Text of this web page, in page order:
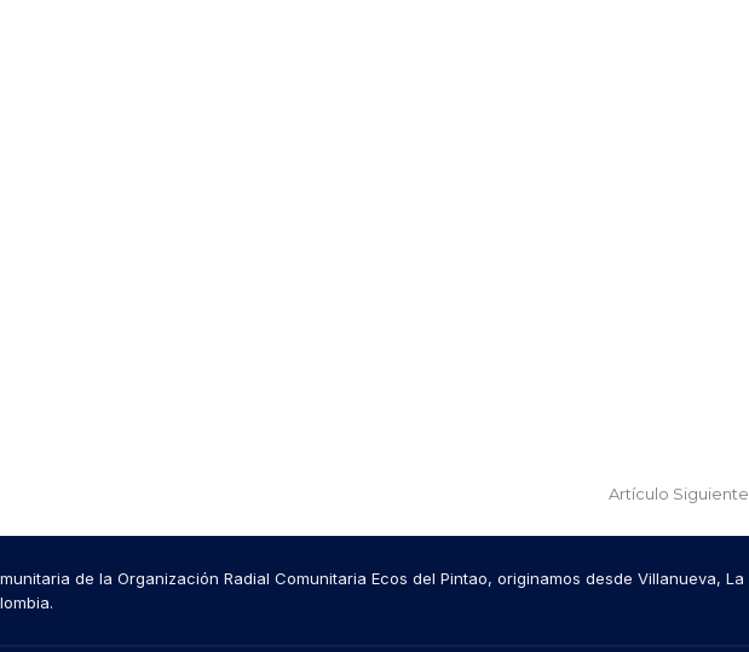
Artículo Siguiente
de la Organización Radial Comunitaria Ecos del Pintao, originamos desde Villanueva, La